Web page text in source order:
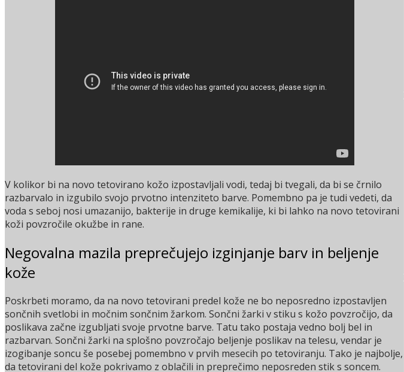
V kolikor bi na novo tetovirano kožo izpostavljali vodi, tedaj bi tvegali, da bi se črnilo
razbarvalo in izgubilo svojo prvotno intenziteto barve. Pomembno pa je tudi vedeti, da
voda s seboj nosi umazanijo, bakterije in druge kemikalije, ki bi lahko na novo tetovirani
koži povzročile okužbe in rane.
Negovalna mazila preprečujejo izginjanje barv in beljenje
kože
Poskrbeti moramo, da na novo tetovirani predel kože ne bo neposredno izpostavljen
sončnih svetlobi in močnim sončnim žarkom. Sončni žarki v stiku s kožo povzročijo, da
poslikava začne izgubljati svoje prvotne barve. Tatu tako postaja vedno bolj bel in
razbarvan. Sončni žarki na splošno povzročajo beljenje poslikav na telesu, vendar je
izogibanje soncu še posebej pomembno v prvih mesecih po tetoviranju. Tako je najbolje,
da tetovirani del kože pokrivamo z oblačili in preprečimo neposreden stik s soncem.